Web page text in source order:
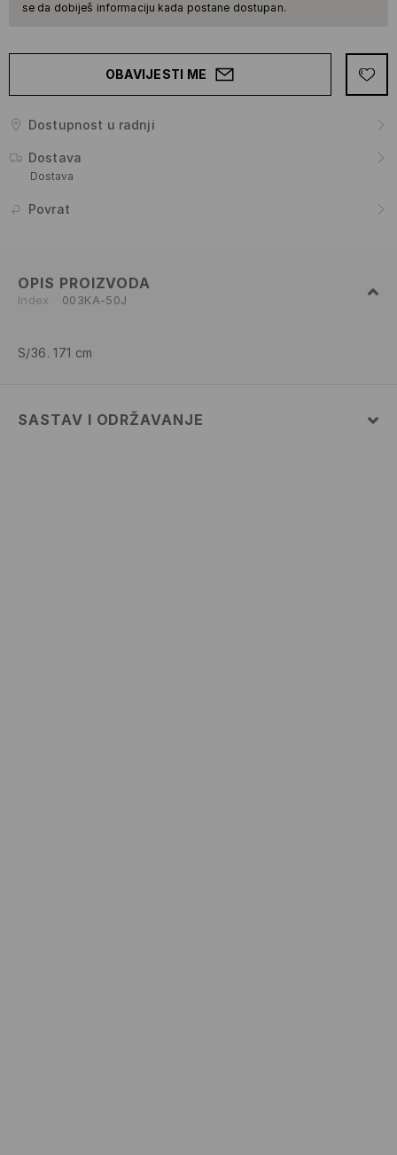
se da dobiješ informaciju kada postane dostupan.
OBAVIJESTI ME
Dostupnost u radnji
Dostava
Dostava
Povrat
OPIS PROIZVODA
Index 003KA-50J
S/36. 171 cm
SASTAV I ODRŽAVANJE